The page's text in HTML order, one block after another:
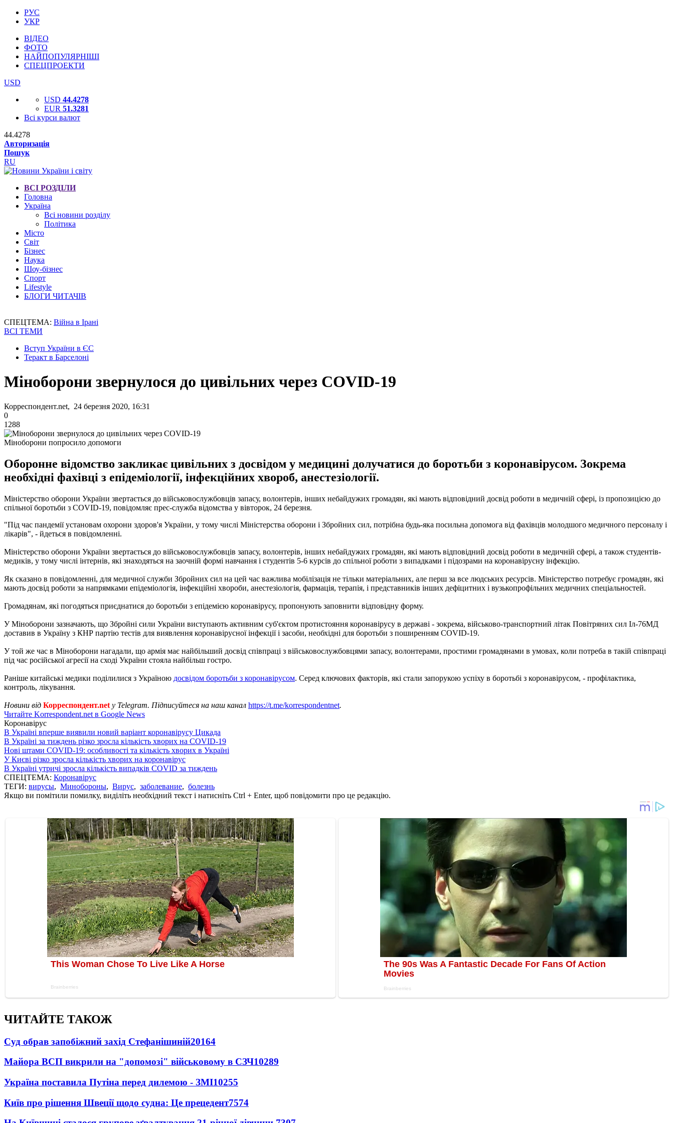
РУС
УКР
ВІДЕО
ФОТО
НАЙПОПУЛЯРНІШІ
СПЕЦПРОЕКТИ
USD
USD 44.4278
EUR 51.3281
Всі курси валют
44.4278
Авторизація
Пошук
RU
ВСІ РОЗДІЛИ
Головна
Україна
Всі новини розділу
Політика
Місто
Світ
Бізнес
Наука
Шоу-бізнес
Спорт
Lifestyle
БЛОГИ ЧИТАЧІВ
СПЕЦТЕМА: Війна в Ірані
ВСІ ТЕМИ
Вступ України в ЄС
Теракт в Барселоні
Міноборони звернулося до цивільних через COVID-19
Корреспондент.net, 24 березня 2020, 16:31
0
1288
Міноборони попросило допомоги
Оборонне відомство закликає цивільних з досвідом у медицині долучатися до боротьби з коронавірусом. Зокрема
необхідні фахівці з епідеміології, інфекційних хвороб, анестезіології.
Міністерство оборони України звертається до військовослужбовців запасу, волонтерів, інших небайдужих громадян, які мають відповідний досвід роботи в медичній сфері, із пропозицією до
спільної боротьби з COVID-19, повідомляє прес-служба відомства у вівторок, 24 березня.
"Під час пандемії установам охорони здоров'я України, у тому числі Міністерства оборони і Збройних сил, потрібна будь-яка посильна допомога від фахівців молодшого медичного персоналу і
лікарів", - йдеться в повідомленні.
Міністерство оборони України звертається до військовослужбовців запасу, волонтерів, інших небайдужих громадян, які мають відповідний досвід роботи в медичній сфері, а також студентів-
медиків, у тому числі інтернів, які знаходяться на заочній формі навчання і студентів 5-6 курсів до спільної роботи з випадками і підозрами на коронавірусну інфекцію.
Як сказано в повідомленні, для медичної служби Збройних сил на цей час важлива мобілізація не тільки матеріальних, але перш за все людських ресурсів. Міністерство потребує громадян, які
мають досвід роботи за напрямками епідеміологія, інфекційні хвороби, анестезіологія, фармація, терапія, і представників інших дефіцитних і вузькопрофільних медичних спеціальностей.
Громадянам, які погодяться приєднатися до боротьби з епідемією коронавірусу, пропонують заповнити відповідну форму.
У Міноборони зазначають, що Збройні сили України виступають активним суб'єктом протистояння коронавірусу в державі - зокрема, військово-транспортний літак Повітряних сил Іл-76МД
доставив в Україну з КНР партію тестів для виявлення коронавірусної інфекції і засоби, необхідні для боротьби з поширенням COVID-19.
У той же час в Міноборони нагадали, що армія має найбільший досвід співпраці з військовослужбовцями запасу, волонтерами, простими громадянами в умовах, коли потреба в такій співпраці
під час російської агресії на сході України стояла найбільш гостро.
Раніше китайські медики поділилися з Україною досвідом боротьби з коронавірусом. Серед ключових факторів, які стали запорукою успіху в боротьбі з коронавірусом, - профілактика,
контроль, лікування.
Новини від Корреспондент.net у Telegram. Підписуйтеся на наш канал https://t.me/korrespondentnet.
Читайте Korrespondent.net в Google News
Коронавірус
В Україні вперше виявили новий варіант коронавірусу Цикада
В Україні за тиждень різко зросла кількість хворих на COVID-19
Нові штами COVID-19: особливості та кількість хворих в Україні
У Києві різко зросла кількість хворих на коронавірус
В Україні утричі зросла кількість випадків COVID за тиждень
СПЕЦТЕМА: Коронавірус
ТЕГИ: вирусы, Минобороны, Вирус, заболевание, болезнь
Якщо ви помітили помилку, виділіть необхідний текст і натисніть Ctrl + Enter, щоб повідомити про це редакцію.
ЧИТАЙТЕ ТАКОЖ
Суд обрав запобіжний захід Стефанішиній20164
Майора ВСП викрили на "допомозі" військовому в СЗЧ10289
Україна поставила Путіна перед дилемою - ЗМІ10255
Київ про рішення Швеції щодо судна: Це прецедент7574